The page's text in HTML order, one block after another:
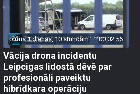
pirms 1 dienas, 10 stundām 00:02:56
Vācija drona incidentu
Leipcigas lidostā dēvē par
profesionāli paveiktu
hibrīdkara operāciju